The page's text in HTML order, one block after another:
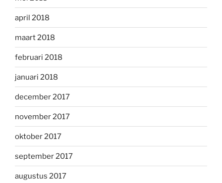
april 2018
maart 2018
februari 2018
januari 2018
december 2017
november 2017
oktober 2017
september 2017
augustus 2017